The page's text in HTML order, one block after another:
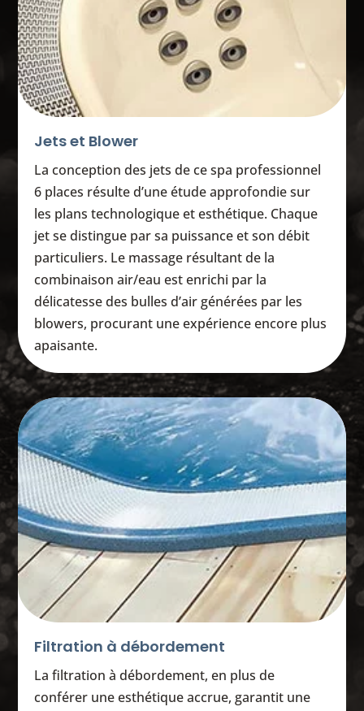
Jets et Blower
La conception des jets de ce spa professionnel
6 places résulte d’une étude approfondie sur
les plans technologique et esthétique. Chaque
jet se distingue par sa puissance et son débit
particuliers. Le massage résultant de la
combinaison air/eau est enrichi par la
délicatesse des bulles d’air générées par les
blowers, procurant une expérience encore plus
apaisante.
Filtration à débordement
La filtration à débordement, en plus de
conférer une esthétique accrue, garantit une